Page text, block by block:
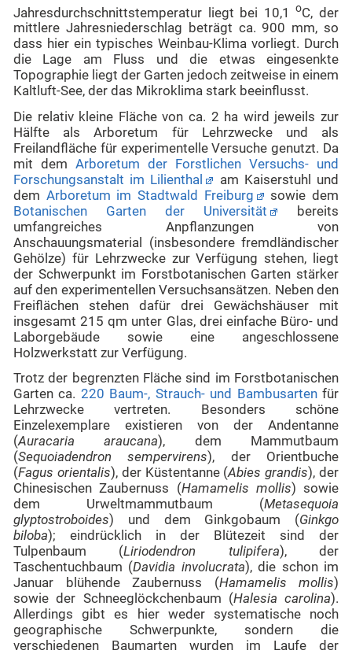
Jahresdurchschnittstemperatur liegt bei 10,1oC, der
mittlere Jahresniederschlag beträgt ca. 900 mm, so
dass hier ein typisches Weinbau-Klima vorliegt. Durch
die Lage am Fluss und die etwas eingesenkte
Topographie liegt der Garten jedoch zeitweise in einem
Kaltluft-See, der das Mikroklima stark beeinflusst.
Die relativ kleine Fläche von ca. 2 ha wird jeweils zur
Hälfte als Arboretum für Lehrzwecke und als
Freilandfläche für experimentelle Versuche genutzt. Da
mit dem Arboretum der Forstlichen Versuchs- und
Forschungsanstalt im Lilienthal
am Kaiserstuhl und
dem Arboretum im Stadtwald Freiburg
sowie dem
Botanischen Garten der Universität
bereits
umfangreiches Anpflanzungen von
Anschauungsmaterial (insbesondere fremdländischer
Gehölze) für Lehrzwecke zur Verfügung stehen, liegt
der Schwerpunkt im Forstbotanischen Garten stärker
auf den experimentellen Versuchsansätzen. Neben den
Freiflächen stehen dafür drei Gewächshäuser mit
insgesamt 215 qm unter Glas, drei einfache Büro- und
Laborgebäude sowie eine angeschlossene
Holzwerkstatt zur Verfügung.
Trotz der begrenzten Fläche sind im Forstbotanischen
Garten ca. 220 Baum-, Strauch- und Bambusartenfür
Lehrzwecke vertreten. Besonders schöne
Einzelexemplare existieren von der Andentanne
(Auracaria araucana), dem Mammutbaum
(Sequoiadendron sempervirens), der Orientbuche
(Fagus orientalis), der Küstentanne (Abies grandis), der
Chinesischen Zaubernuss (Hamamelis mollis) sowie
dem Urweltmammutbaum (Metasequoia
glyptostroboides) und dem Ginkgobaum (Ginkgo
biloba); eindrücklich in der Blütezeit sind der
Tulpenbaum (Liriodendron tulipifera), der
Taschentuchbaum (Davidia involucrata), die schon im
Januar blühende Zaubernuss (Hamamelis mollis)
sowie der Schneeglöckchenbaum (Halesia carolina).
Allerdings gibt es hier weder systematische noch
geographische Schwerpunkte, sondern die
verschiedenen Baumarten wurden im Laufe der